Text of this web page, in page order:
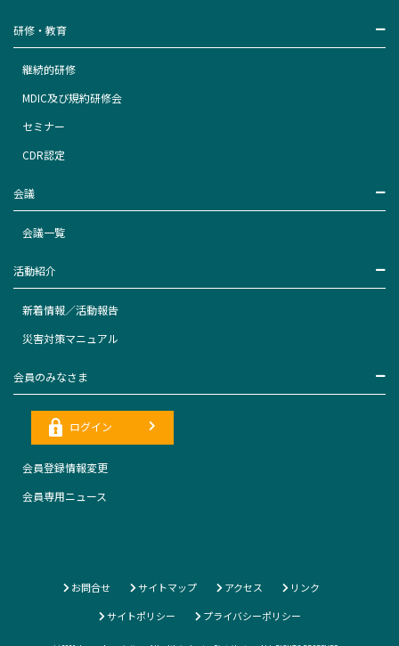
研修・教育
継続的研修
MDIC及び規約研修会
セミナー
CDR認定
会議
会議一覧
活動紹介
新着情報／活動報告
災害対策マニュアル
会員のみなさま
ログイン
会員登録情報変更
会員専用ニュース
お問合せ サイトマップ アクセス
リンク
サイトポリシー
プライバシーポリシー